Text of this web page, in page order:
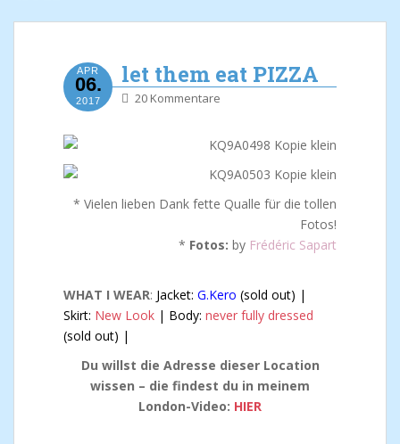
APR
06.
2017
let them eat PIZZA
20 Kommentare
* Vielen lieben Dank fette Qualle für die tollen
Fotos!
* Fotos: by Frédéric Sapart
WHAT I WEAR: Jacket: G.Kero (sold out) |
Skirt: New Look | Body: never fully dressed
(sold out) |
Du willst die Adresse dieser Location
wissen – die findest du in meinem
London-Video: HIER